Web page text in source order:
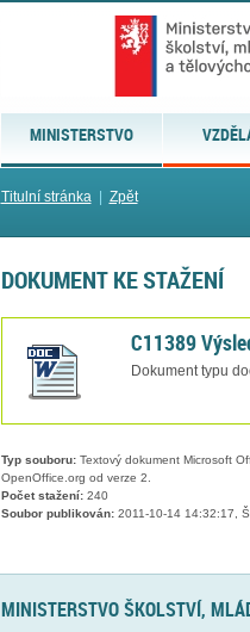
MINISTERSTVO
Titulní stránka| Zpět
DOKUMENT KE STAŽENÍ
C11389
Dokument typu
Typ souboru:Textový dokument Microsoft
OpenOffice.org od verze 2.
Počet stažení:240
Soubor publikován:2011-10-14 14:32:17,
MINISTERSTVO ŠKOLSTVÍ,